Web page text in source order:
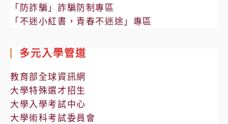
「防詐騙」詐騙防制專區
「不迷小紅書，青春不迷途」專區
多元入學管道
教育部全球資訊網
大學特殊選才招生
大學入學考試中心
大學術科考試委員會